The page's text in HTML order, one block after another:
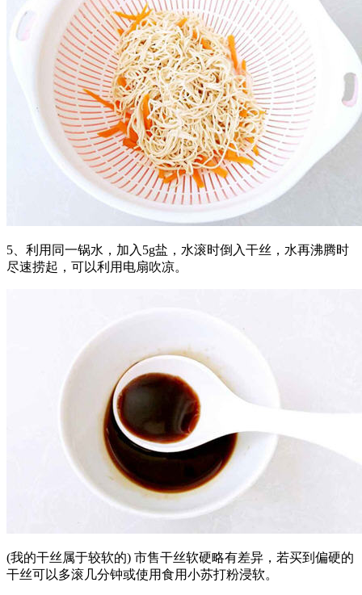
5、利用同一锅水，加入5g盐，水滚时倒入干丝，水再沸腾时
尽速捞起，可以利用电扇吹凉。
(我的干丝属于较软的) 市售干丝软硬略有差异，若买到偏硬的
干丝可以多滚几分钟或使用食用小苏打粉浸软。